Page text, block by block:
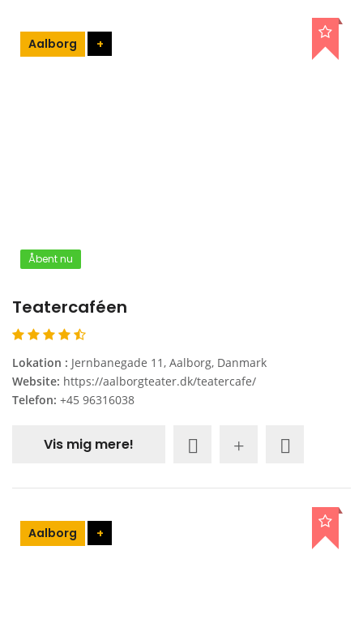
Aalborg +
Åbent nu
Teatercaféen
Lokation : Jernbanegade 11, Aalborg, Danmark
Website: https://aalborgteater.dk/teatercafe/
Telefon: +45 96316038
Vis mig mere!
Aalborg +